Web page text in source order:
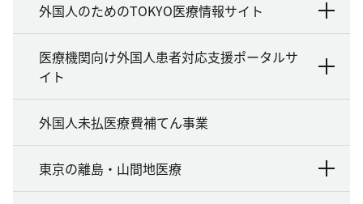
外国人のためのTOKYO医療情報サイト
医療機関向け外国人患者対応支援ポータルサ
イト
外国人未払医療費補てん事業
東京の離島・山間地医療